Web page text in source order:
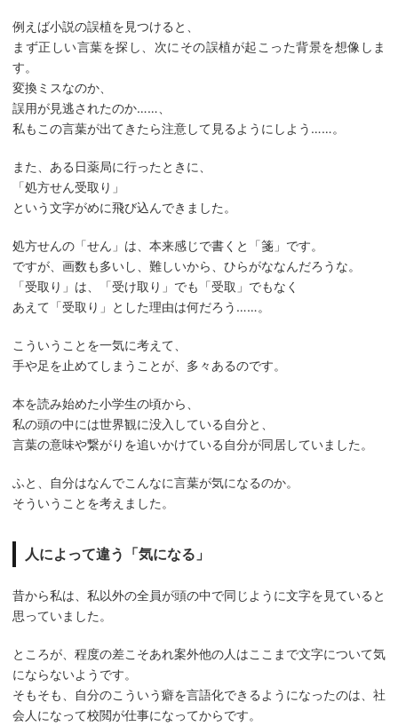
例えば小説の誤植を見つけると、
まず正しい言葉を探し、次にその誤植が起こった背景を想像しま
す。
変換ミスなのか、
誤用が見逃されたのか……、
私もこの言葉が出てきたら注意して見るようにしよう……。
また、ある日薬局に行ったときに、
「処方せん受取り」
という文字がめに飛び込んできました。
処方せんの「せん」は、本来感じで書くと「箋」です。
ですが、画数も多いし、難しいから、ひらがななんだろうな。
「受取り」は、「受け取り」でも「受取」でもなく
あえて「受取り」とした理由は何だろう……。
こういうことを一気に考えて、
手や足を止めてしまうことが、多々あるのです。
本を読み始めた小学生の頃から、
私の頭の中には世界観に没入している自分と、
言葉の意味や繋がりを追いかけている自分が同居していました。
ふと、自分はなんでこんなに言葉が気になるのか。
そういうことを考えました。
人によって違う「気になる」
昔から私は、私以外の全員が頭の中で同じように文字を見ていると
思っていました。
ところが、程度の差こそあれ案外他の人はここまで文字について気
にならないようです。
そもそも、自分のこういう癖を言語化できるようになったのは、社
会人になって校閲が仕事になってからです。